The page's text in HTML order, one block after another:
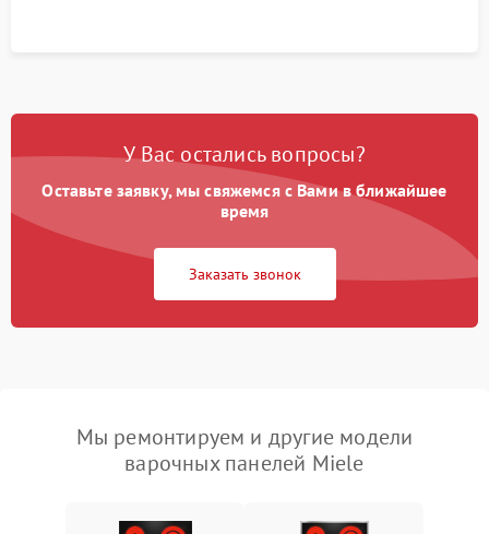
У Вас остались вопросы?
Оставьте заявку, мы свяжемся с Вами в ближайшее
время
Заказать звонок
Мы ремонтируем и другие модели
варочных панелей Miele